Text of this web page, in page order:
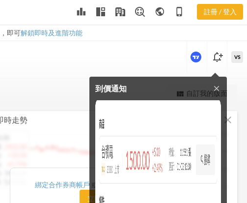
leaderboard public phone_iphone 註冊 / 登入
即可解鎖即時及進階功能
9943
更強大的進階價量圖表
notification_add
到價通知 close
VS
view_quilt 自訂我的版面
時走勢 close
1420.00
綁定合作券商帳戶 或「訂閱任一方案」即可解鎖
立即前往訂閱